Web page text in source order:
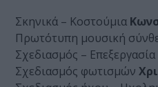
Σκηνικά – Κοστούμια
Πρωτότυπη μουσική
Σχεδιασμός – Επεξεργασία
Σχεδιασμός φωτισμών